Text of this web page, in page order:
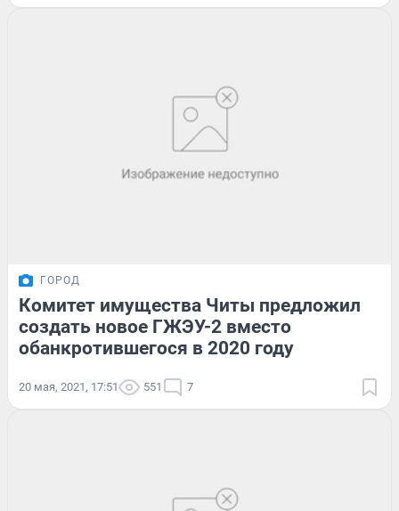
ГОРОД
Комитет имущества Читы предложил
создать новое ГЖЭУ-2 вместо
обанкротившегося в 2020 году
20 мая, 2021, 17:51 551 7